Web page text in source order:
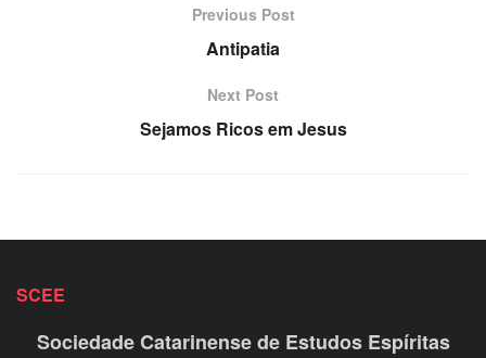
Previous Post
Antipatia
Next Post
Sejamos Ricos em Jesus
SCEE
Sociedade Catarinense de Estudos Espíritas